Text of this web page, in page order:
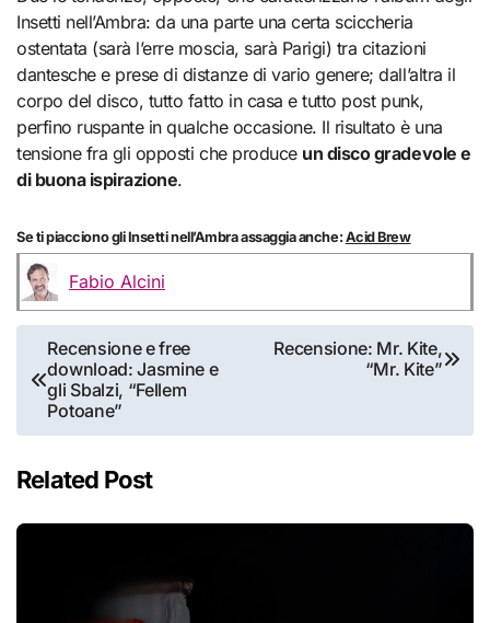
Insetti nell’Ambra: da una parte una certa sciccheria
ostentata (sarà l’erre moscia, sarà Parigi) tra citazioni
dantesche e prese di distanze di vario genere; dall’altra il
corpo del disco, tutto fatto in casa e tutto post punk,
perfino ruspante in qualche occasione. Il risultato è una
tensione fra gli opposti che produce un disco gradevole e
di buona ispirazione.
Se ti piacciono gli Insetti nell’Ambra assaggia anche: Acid Brew
Fabio Alcini
Navigazione
articoli
Recensione e free
download: Jasmine e
gli Sbalzi, “Fellem
Potoane”
Recensione: Mr. Kite,
“Mr. Kite”
Related Post